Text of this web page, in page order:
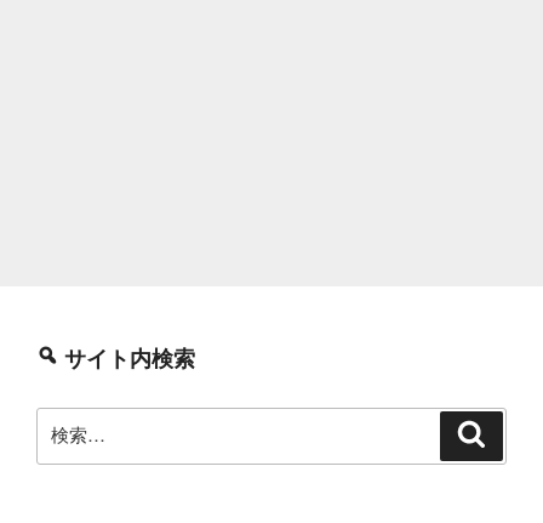
サイト内検索
索: